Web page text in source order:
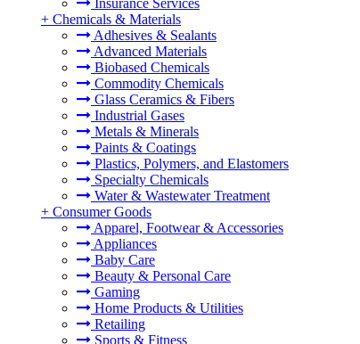
Insurance Services
+ Chemicals & Materials
Adhesives & Sealants
Advanced Materials
Biobased Chemicals
Commodity Chemicals
Glass Ceramics & Fibers
Industrial Gases
Metals & Minerals
Paints & Coatings
Plastics, Polymers, and Elastomers
Specialty Chemicals
Water & Wastewater Treatment
+ Consumer Goods
Apparel, Footwear & Accessories
Appliances
Baby Care
Beauty & Personal Care
Gaming
Home Products & Utilities
Retailing
Sports & Fitness